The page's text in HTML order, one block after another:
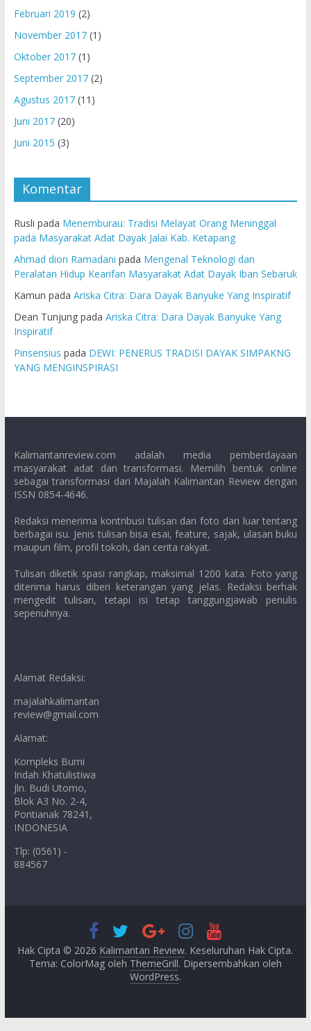
Februari 2019 (2)
November 2017(1)
Oktober 2017(1)
September 2017(2)
Agustus 2017(11)
Juni 2017(20)
Juni 2015 (3)
Komentar
Rusli pada Menemburau: Tradisi Melayat Orang Meninggal
pada Masyarakat Adat Dayak Jalai Kab. Ketapang
Ahmad dion Ramadani pada Mengenal Teknologi dan
Peralatan Hidup Kearifan Masyarakat Adat Dayak Iban Sebaruk
Kamun pada Ariska Citra: Dara Dayak Banyuke Yang Inspiratif
Dean Tunjungpada Ariska Citra: Dara Dayak Banyuke Yang
Inspiratif
Pinsensius pada DEWI: PENERUS TRADISI DAYAK SIMPAKNG
YANG MENGINSPIRASI
Kalimantanreview.com adalah media pemberdayaan
masyarakat adat dan transformasi. Memilih bentuk online
sebagai transformasi dari Majalah Kalimantan Review dengan
ISSN 0854-4646.
Redaksi menerima kontribusi tulisan dan foto dari luar tentang
berbagai isu. Jenis tulisan bisa esai, feature, sajak, ulasan buku
maupun film, profil tokoh, dan cerita rakyat.
Tulisan diketik spasi rangkap, maksimal 1200 kata. Foto yang
diterima harus diberi keterangan yang jelas. Redaksi berhak
mengedit tulisan, tetapi isi tetap tanggungjawab penulis
sepenuhnya.
Alamat Redaksi:
majalahkalimantan
review@gmail.com
Alamat:
Kompleks Bumi
Indah Khatulistiwa
Jln. Budi Utomo,
Blok A3 No. 2-4,
Pontianak 78241,
INDONESIA
Tlp: (0561) -
884567
Hak Cipta © 2026 Kalimantan Review. Keseluruhan Hak Cipta.
Tema: ColorMag oleh ThemeGrill. Dipersembahkan oleh
WordPress.